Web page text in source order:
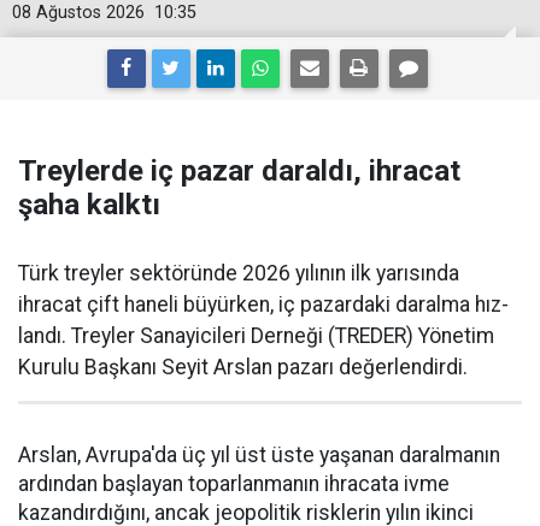
10:35
08 Ağustos 2026
Treylerde iç pazar daraldı, ihracat
şaha kalktı
Türk treyler sektöründe 2026 yılının ilk yarısın­da
ihracat çift haneli bü­yürken, iç pazardaki daralma hız­
landı. Treyler Sanayicileri Der­neği (TREDER) Yönetim
Kurulu Başkanı Seyit Arslan pazarı değerlendirdi.
Arslan, Avrupa'da üç yıl üst üste yaşanan daralma­nın
ardından başlayan toparlan­manın ihracata ivme
kazandır­dığını, ancak jeopolitik riskle­rin yılın ikinci